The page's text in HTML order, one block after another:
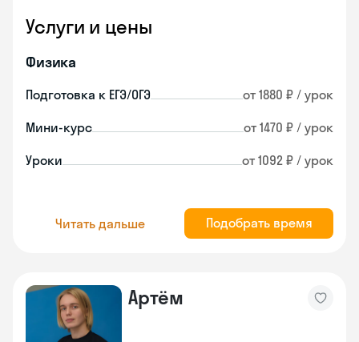
Услуги и цены
Физика
Подготовка к ЕГЭ/ОГЭ от 1880 ₽ / урок
Мини-курс от 1470 ₽ / урок
Уроки от 1092 ₽ / урок
Читать дальше Подобрать время
Артём